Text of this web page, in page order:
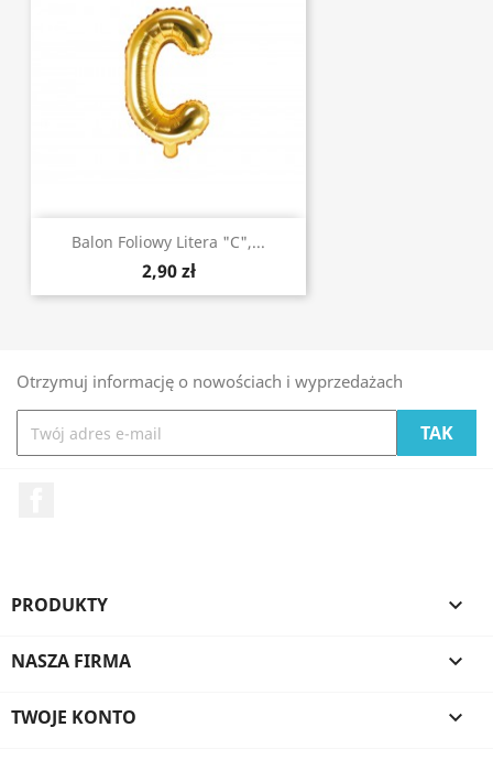
Balon Foliowy Litera "C",...
2,90 zł
Otrzymuj informację o nowościach i wyprzedażach
PRODUKTY 
NASZA FIRMA 
TWOJE KONTO 